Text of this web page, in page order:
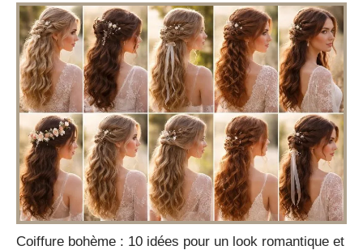
Coiffure bohème : 10 idées pour un look romantique et